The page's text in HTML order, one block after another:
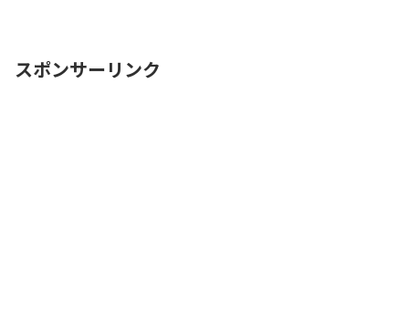
スポンサーリンク